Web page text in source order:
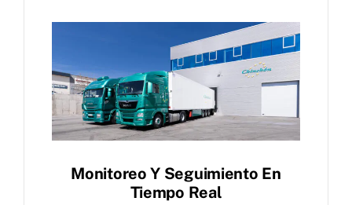
Monitoreo Y Seguimiento En
Tiempo Real